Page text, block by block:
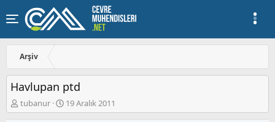
Arşiv
Havlupan ptd
K
o
tubanur
B
a
19 Aralık 2011